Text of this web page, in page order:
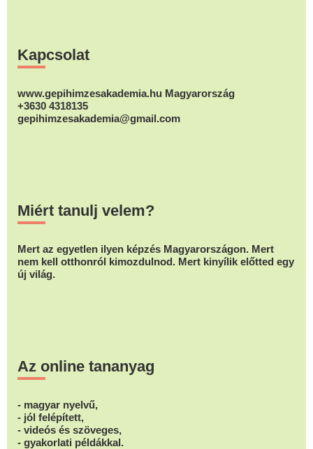
Kapcsolat
www.gepihimzesakademia.hu Magyarország
+3630 4318135
gepihimzesakademia@gmail.com
Miért tanulj velem?
Mert az egyetlen ilyen képzés Magyarországon. Mert
nem kell otthonról kimozdulnod. Mert kinyílik előtted egy
új világ.
Az online tananyag
- magyar nyelvű,
- jól felépített,
- videós és szöveges,
- gyakorlati példákkal.